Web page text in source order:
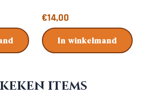
Prijs: 14,00
€14,00
In winkelmand
items